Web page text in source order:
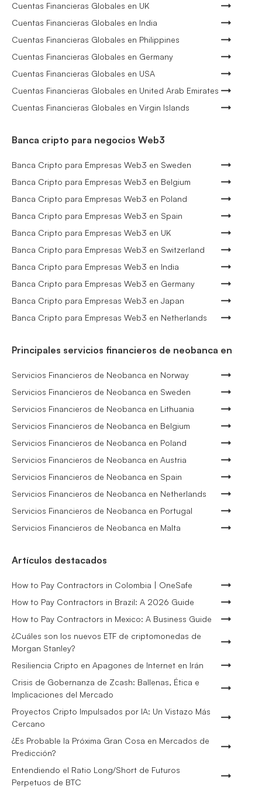
Cuentas Financieras Globales en UK
Cuentas Financieras Globales en India
Cuentas Financieras Globales en Philippines
Cuentas Financieras Globales en Germany
Cuentas Financieras Globales en USA
Cuentas Financieras Globales en United Arab Emirates
Cuentas Financieras Globales en Virgin Islands
Banca cripto para negocios Web3
Banca Cripto para Empresas Web3 en Sweden
Banca Cripto para Empresas Web3 en Belgium
Banca Cripto para Empresas Web3 en Poland
Banca Cripto para Empresas Web3 en Spain
Banca Cripto para Empresas Web3 en UK
Banca Cripto para Empresas Web3 en Switzerland
Banca Cripto para Empresas Web3 en India
Banca Cripto para Empresas Web3 en Germany
Banca Cripto para Empresas Web3 en Japan
Banca Cripto para Empresas Web3 en Netherlands
Principales servicios financieros de neobanca en
Servicios Financieros de Neobanca en Norway
Servicios Financieros de Neobanca en Sweden
Servicios Financieros de Neobanca en Lithuania
Servicios Financieros de Neobanca en Belgium
Servicios Financieros de Neobanca en Poland
Servicios Financieros de Neobanca en Austria
Servicios Financieros de Neobanca en Spain
Servicios Financieros de Neobanca en Netherlands
Servicios Financieros de Neobanca en Portugal
Servicios Financieros de Neobanca en Malta
Artículos destacados
How to Pay Contractors in Colombia | OneSafe
How to Pay Contractors in Brazil: A 2026 Guide
How to Pay Contractors in Mexico: A Business Guide
¿Cuáles son los nuevos ETF de criptomonedas de
Morgan Stanley?
Resiliencia Cripto en Apagones de Internet en Irán
Crisis de Gobernanza de Zcash: Ballenas, Ética e
Implicaciones del Mercado
Proyectos Cripto Impulsados por IA: Un Vistazo Más
Cercano
¿Es Probable la Próxima Gran Cosa en Mercados de
Predicción?
Entendiendo el Ratio Long/Short de Futuros
Perpetuos de BTC